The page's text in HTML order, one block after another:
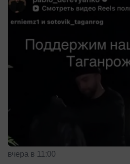
вчера в 11:00